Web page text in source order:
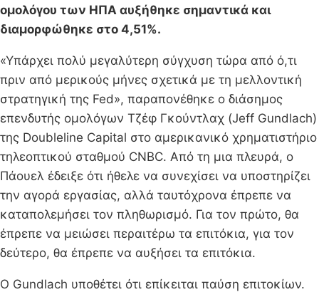
ομολόγου των ΗΠΑ αυξήθηκε σημαντικά και
διαμορφώθηκε στο 4,51%.
«Υπάρχει πολύ μεγαλύτερη σύγχυση τώρα από ό,τι
πριν από μερικούς μήνες σχετικά με τη μελλοντική
στρατηγική της Fed», παραπονέθηκε ο διάσημος
επενδυτής ομολόγων Τζέφ Γκούντλαχ (Jeff Gundlach)
της Doubleline Capital στο αμερικανικό χρηματιστήριο
τηλεοπτικού σταθμού CNBC. Από τη μια πλευρά, ο
Πάουελ έδειξε ότι ήθελε να συνεχίσει να υποστηρίζει
την αγορά εργασίας, αλλά ταυτόχρονα έπρεπε να
καταπολεμήσει τον πληθωρισμό. Για τον πρώτο, θα
έπρεπε να μειώσει περαιτέρω τα επιτόκια, για τον
δεύτερο, θα έπρεπε να αυξήσει τα επιτόκια.
Ο Gundlach υποθέτει ότι επίκειται παύση επιτοκίων.